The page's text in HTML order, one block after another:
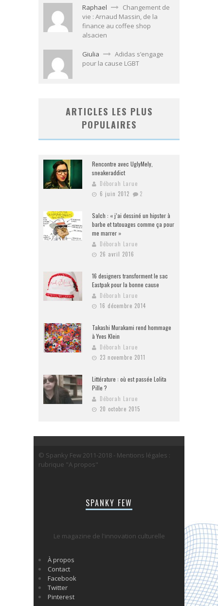
Raphael
Changement de
vie : Arnaud Massin, de la
finance au coffee shop
alsacien
Giulia
Adidas s’engage
pour la cause LGBT
ARTICLES LES PLUS
POPULAIRES
Rencontre avec UglyMely,
sneakeraddict
Déborah Larue
6 juin 2012
2
Salch : « j’ai dessiné un hipster à
barbe et tatouages comme ça pour
me marrer »
Déborah Larue
26 avril 2016
16 designers transforment le sac
Eastpak pour la bonne cause
Déborah Larue
16 décembre 2014
Takashi Murakami rend hommage
à Yves Klein
Déborah Larue
23 novembre 2011
Littérature : où est passée Lolita
Pille ?
Déborah Larue
20 octobre 2015
© Spanky Few 2011-2018 - Mentions légales :
rubrique "A propos"
SPANKY FEW
Le magazine de l'innovation culturelle
À propos
Contact
Facebook
Twitter
Pinterest